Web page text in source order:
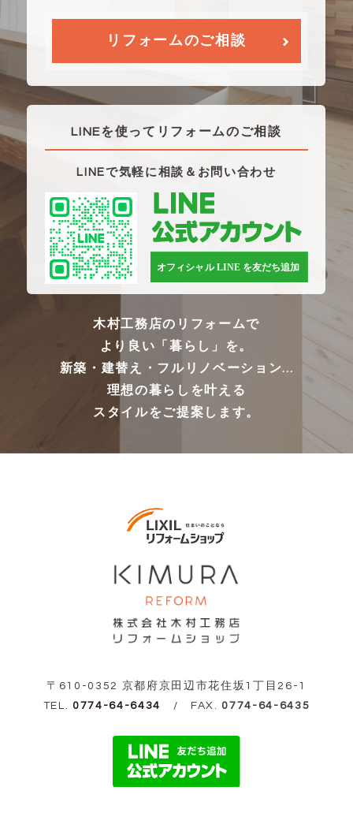
リフォームのご相談
LINEを使ってリフォームのご相談
LINEで気軽に相談＆お問い合わせ
木村工務店のリフォームで
より良い「暮らし」を。
新築・建替え・フルリノベーション...
理想の暮らしを叶える
スタイルをご提案します。
〒610-0352 京都府京田辺市花住坂1丁目26-1
TEL. 0774-64-6434 / FAX. 0774-64-6435